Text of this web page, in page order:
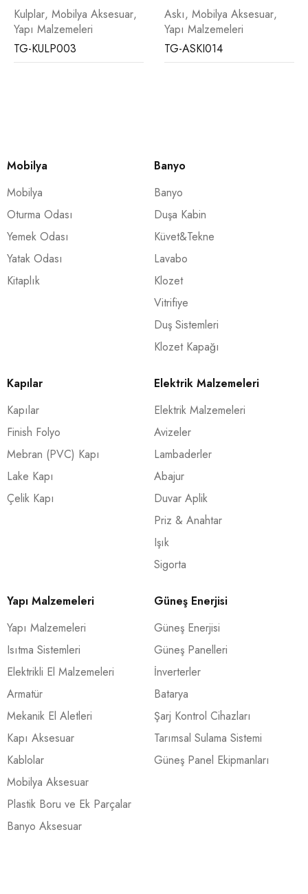
Kulplar, Mobilya Aksesuar,
Yapı Malzemeleri
TG-KULP003
Askı, Mobilya Aksesuar,
Yapı Malzemeleri
TG-ASKI014
Mobilya
Mobilya
Oturma Odası
Yemek Odası
Yatak Odası
Kitaplık
Banyo
Banyo
Duşa Kabin
Küvet&Tekne
Lavabo
Klozet
Vitrifiye
Duş Sistemleri
Klozet Kapağı
Kapılar
Kapılar
Finish Folyo
Mebran (PVC) Kapı
Lake Kapı
Çelik Kapı
Elektrik Malzemeleri
Elektrik Malzemeleri
Avizeler
Lambaderler
Abajur
Duvar Aplik
Priz & Anahtar
Işık
Sigorta
Yapı Malzemeleri
Yapı Malzemeleri
Isıtma Sistemleri
Elektrikli El Malzemeleri
Armatür
Mekanik El Aletleri
Kapı Aksesuar
Kablolar
Mobilya Aksesuar
Plastik Boru ve Ek Parçalar
Banyo Aksesuar
Güneş Enerjisi
Güneş Enerjisi
Güneş Panelleri
İnverterler
Batarya
Şarj Kontrol Cihazları
Tarımsal Sulama Sistemi
Güneş Panel Ekipmanları